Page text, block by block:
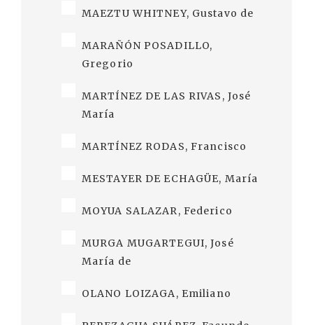
MAEZTU WHITNEY, Gustavo de
MARAÑÓN POSADILLO,
Gregorio
MARTÍNEZ DE LAS RIVAS, José
María
MARTÍNEZ RODAS, Francisco
MESTAYER DE ECHAGÜE, María
MOYUA SALAZAR, Federico
MURGA MUGARTEGUI, José
María de
OLANO LOIZAGA, Emiliano